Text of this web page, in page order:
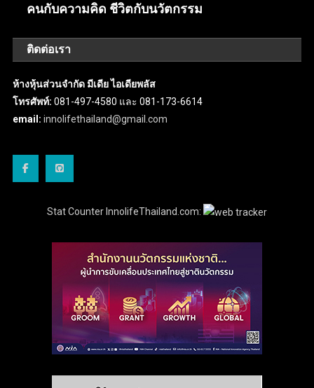
คนกับความคิด ชีวิตกับนวัตกรรม
ติดต่อเรา
ห้างหุ้นส่วนจำกัด มีเดีย ไอเดียพลัส
โทรศัพท์: 081-497-4580 และ 081-173-6614
email: innolifethailand@gmail.com
Stat Counter InnolifeThailand.com: